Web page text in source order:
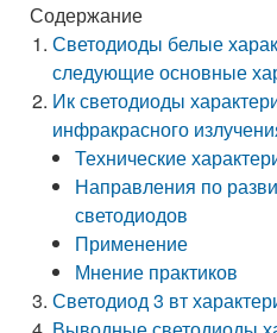
Содержание
Светодиоды белые
следующие основные
Ик светодиоды
инфракрасного
Технические
Направления по
светодиодов
Применение
Мнение практиков
Светодиод 3 вт